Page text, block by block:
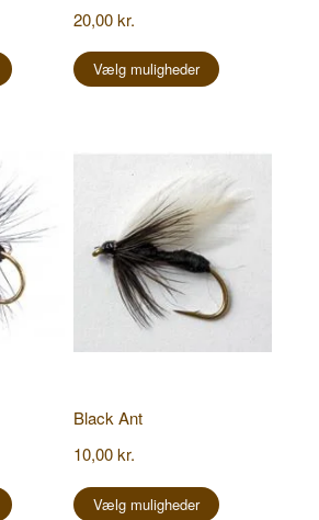
vare
vælges
på
varesiden
20,00kr.
Vælg muligheder
vare
Mulighederne
vælges
på
vare
Black Ant
10,00kr.
Vælg muligheder
vare